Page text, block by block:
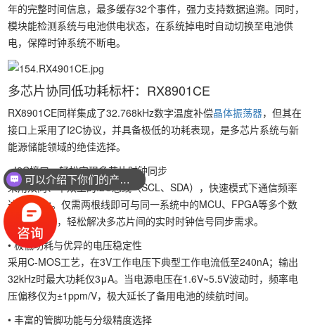
年的完整时间信息，最多缓存32个事件，强力支持数据追溯。同时，
模块能检测系统与电池供电状态，在系统掉电时自动切换至电池供
电，保障时钟系统不断电。
多芯片协同低功耗标杆：RX8901CE
RX8901CE同样集成了32.768kHz数字温度补偿晶体振荡器，但其在
接口上采用了I2C协议，并具备极低的功耗表现，是多芯片系统与新
能源储能领域的绝佳选择。
• I2C接口，轻松实现多芯片时钟同步
采用双向、半双工的I2C总线（SCL、SDA），快速模式下通信频率
达400kHz。仅需两根线即可与同一系统中的MCU、FPGA等多个数
字芯片通信，轻松解决多芯片间的实时时钟信号同步需求。
• 极低功耗与优异的电压稳定性
采用C-MOS工艺，在3V工作电压下典型工作电流低至240nA；输出
32kHz时最大功耗仅3μA。当电源电压在1.6V~5.5V波动时，频率电
压偏移仅为±1ppm/V，极大延长了备用电池的续航时间。
• 丰富的管脚功能与分级精度选择